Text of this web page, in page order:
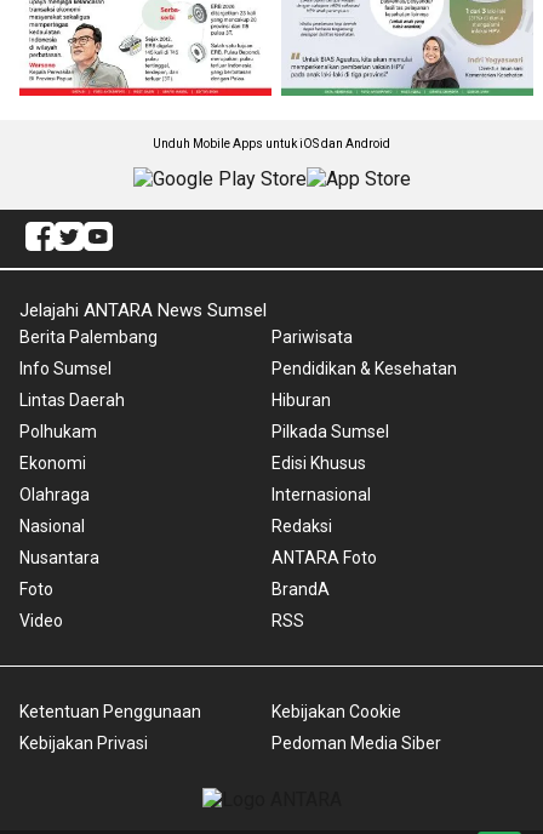
Unduh Mobile Apps untuk iOS dan Android
Jelajahi ANTARA News Sumsel
Berita Palembang
Info Sumsel
Lintas Daerah
Polhukam
Ekonomi
Olahraga
Nasional
Nusantara
Foto
Video
Pariwisata
Pendidikan & Kesehatan
Hiburan
Pilkada Sumsel
Edisi Khusus
Internasional
Redaksi
ANTARA Foto
BrandA
RSS
Ketentuan Penggunaan
Kebijakan Privasi
Kebijakan Cookie
Pedoman Media Siber